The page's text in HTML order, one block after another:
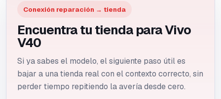
Conexión reparación → tienda
Encuentra tu tienda para Vivo
V40
Si ya sabes el modelo, el siguiente paso útil es
bajar a una tienda real con el contexto correcto, sin
perder tiempo repitiendo la avería desde cero.